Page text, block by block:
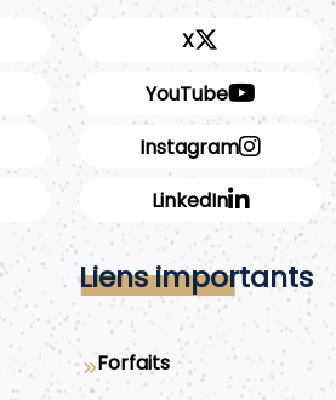
X
YouTube
Instagram
LinkedIn
Liens importants
Forfaits